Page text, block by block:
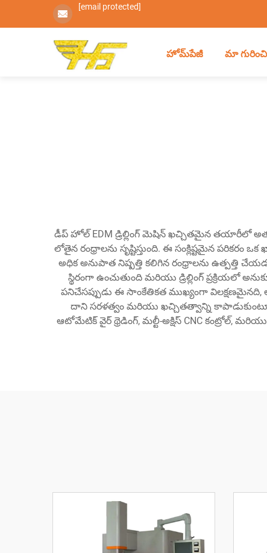
[email protected]
హోమ్‌పేజీ మా గురించి
డీప్ హోల్ EDM డ్రిల్లింగ్ మెషిన్ ఖచ్చితమైన తయారీలో
లోతైన రంధ్రాలను సృష్టిస్తుంది. ఈ సంక్లిష్టమైన పరికరం
అధిక అనుపాత నిష్పత్తి కలిగిన రంధ్రాలను ఉత్పత్తి
స్థిరంగా ఉంచుతుంది మరియు డ్రిల్లింగ్ ప్రక్రియలో
పనిచేసప్పుడు ఈ సాంకేతికత ముఖ్యంగా విలక్షణమైనది,
దాని సరళత్వం మరియు ఖచ్చితత్వాన్ని
ఆటోమేటిక్ వైర్ థ్రెడింగ్, మల్టీ-అక్షిస్ CNC కంట్రోల్,